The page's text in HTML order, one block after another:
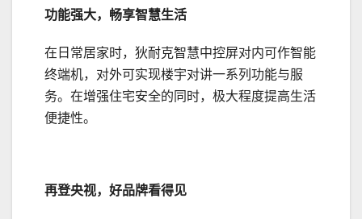
功能强大，畅享智慧生活
在日常居家时，狄耐克智慧中控屏对内可作智能
终端机，对外可实现楼宇对讲一系列功能与服
务。在增强住宅安全的同时，极大程度提高生活
便捷性。
再登央视，好品牌看得见